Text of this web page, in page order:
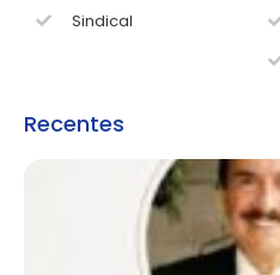
Sindical
Recentes